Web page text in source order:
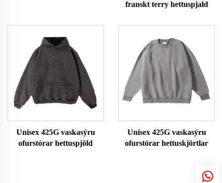
franskt terry hettuspjald
Unisex 425G vaskasýru
ofurstórar hettuspjöld
Unisex 425G vaskasýru
ofurstórar hettuskjörtlar